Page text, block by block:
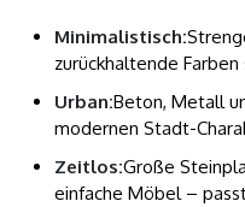
Minimalistisch:
zurückhaltende
Urban:Beton, Metall
modernen Stadt-
Zeitlos:Große
einfache Möbel –